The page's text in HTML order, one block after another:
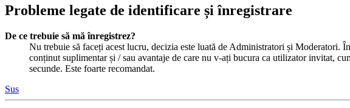
Probleme legate de identificare și înregistrare
De ce trebuie să mă înregistrez?
Nu trebuie să faceți acest lucru, decizia este luată de Administratori și Moderatori.
conținut suplimentar și / sau avantaje de care nu v-ați bucura ca utilizator invitat,
secunde. Este foarte recomandat.
Sus